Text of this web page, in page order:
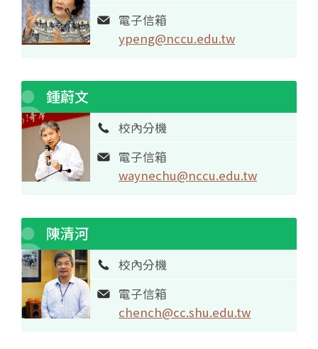
電子信箱
ypeng@nccu.edu.tw
鍾蔚文
校內分機
電子信箱
waynechu@nccu.edu.tw
陳清河
校內分機
電子信箱
chench@cc.shu.edu.tw